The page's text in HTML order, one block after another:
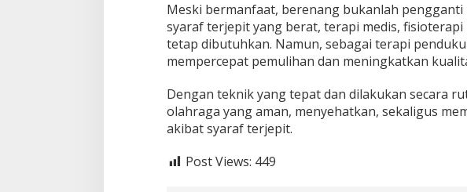
Meski bermanfaat, berenang bukanlah pengganti
syaraf terjepit yang berat, terapi medis,
tetap dibutuhkan. Namun, sebagai terapi
mempercepat pemulihan dan meningkatkan
Dengan teknik yang tepat dan dilakukan secara
olahraga yang aman, menyehatkan, sekaligus
akibat syaraf terjepit.
Post Views: 449